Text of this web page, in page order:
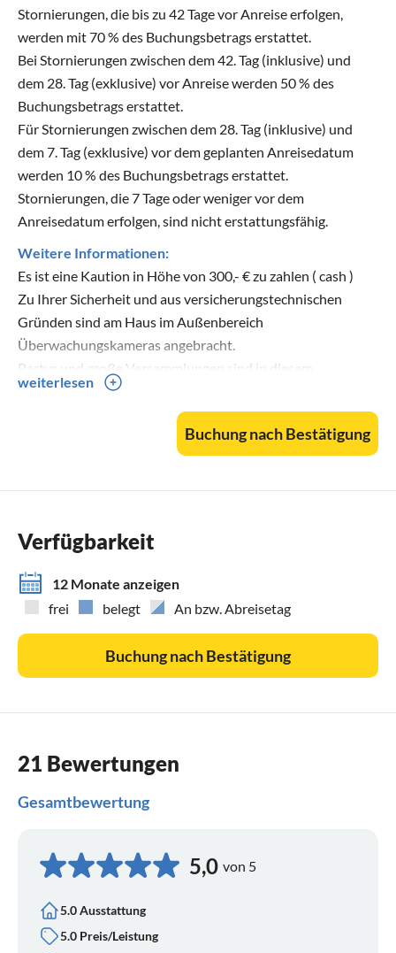
Stornierungen, die bis zu 42 Tage vor Anreise erfolgen,
werden mit 70 % des Buchungsbetrags erstattet.
Bei Stornierungen zwischen dem 42. Tag (inklusive) und
dem 28. Tag (exklusive) vor Anreise werden 50 % des
Buchungsbetrags erstattet.
Für Stornierungen zwischen dem 28. Tag (inklusive) und
dem 7. Tag (exklusive) vor dem geplanten Anreisedatum
werden 10 % des Buchungsbetrags erstattet.
Stornierungen, die 7 Tage oder weniger vor dem
Anreisedatum erfolgen, sind nicht erstattungsfähig.
Weitere Informationen:
Es ist eine Kaution in Höhe von 300,- € zu zahlen ( cash )
Zu Ihrer Sicherheit und aus versicherungstechnischen
Gründen sind am Haus im Außenbereich
Überwachungskameras angebracht.
Partys und große Versammlungen sind in diesem
Ferienhaus nicht gestattet !
ESFCTU0000030290003033690000000000000CV-
weiterlesen
Buchung nach Bestätigung
Verfügbarkeit
12 Monate anzeigen
frei
belegt An bzw. Abreisetag
Buchung nach Bestätigung
21 Bewertungen
Gesamtbewertung
5,0 von 5
5.0 Ausstattung
5.0 Preis/Leistung